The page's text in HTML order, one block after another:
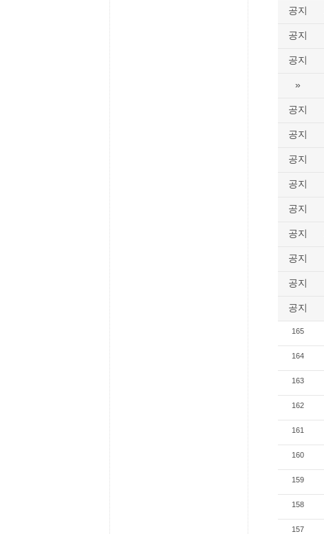
공지
공지
공지
»
공지
공지
공지
공지
공지
공지
공지
공지
공지
165
164
163
162
161
160
159
158
157